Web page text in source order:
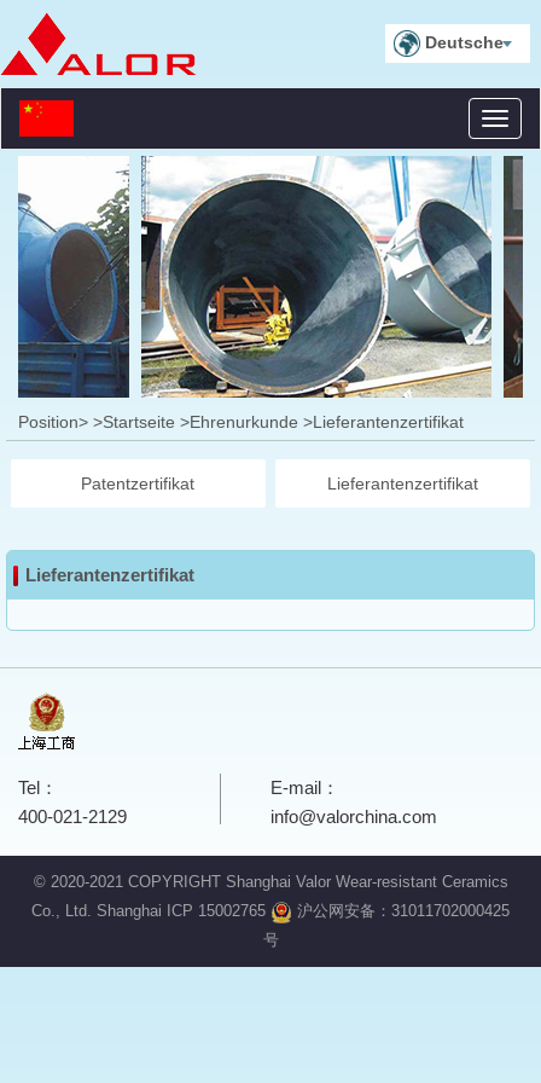
Deutsche
Position> >Startseite >Ehrenurkunde >Lieferantenzertifikat
Patentzertifikat Lieferantenzertifikat
Lieferantenzertifikat
Tel：
400-021-2129
E-mail：
info@valorchina.com
© 2020-2021 COPYRIGHT Shanghai Valor Wear-resistant Ceramics
Co., Ltd. Shanghai ICP 15002765
沪公网安备：31011702000425
号